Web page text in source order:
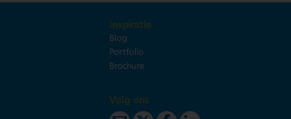
Inspiratie
Blog
Portfolio
Brochure
Volg ons